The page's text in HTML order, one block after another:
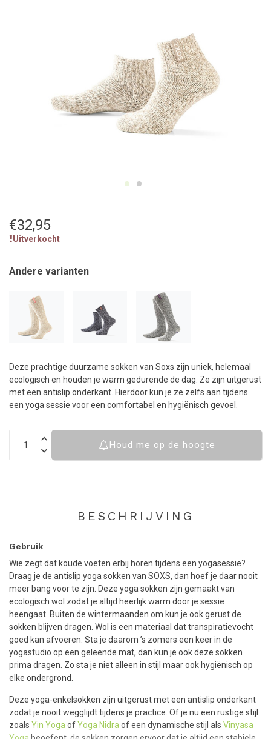
€32,95
Uitverkocht
Andere varianten
Deze prachtige duurzame sokken van Soxs zijn uniek, helemaal
ecologisch en houden je warm gedurende de dag. Ze zijn uitgerust
met een antislip onderkant. Hierdoor kun je ze zelfs aan tijdens
een yoga sessie voor een comfortabel en hygiënisch gevoel.
Houd me op de hoogte
BESCHRIJVING
Gebruik
Wie zegt dat koude voeten erbij horen tijdens een yogasessie?
Draag je de antislip yoga sokken van SOXS, dan hoef je daar nooit
meer bang voor te zijn. Deze yoga sokken zijn gemaakt van
ecologisch wol zodat je altijd heerlijk warm door je sessie
heengaat. Buiten de wintermaanden om kun je ook gerust de
sokken blijven dragen. Wol is een materiaal dat transpiratievocht
goed kan afvoeren. Sta je daarom ’s zomers een keer in de
yogastudio op een geleende mat, dan kun je ook deze sokken
prima dragen. Zo sta je niet alleen in stijl maar ook hygiënisch op
elke ondergrond.
Deze yoga-enkelsokken zijn uitgerust met een antislip onderkant
zodat je nooit wegglijdt tijdens je practice. Of je nu een rustige stijl
zoals Yin Yoga ofYoga Nidra of een dynamische stijl als Vinyasa